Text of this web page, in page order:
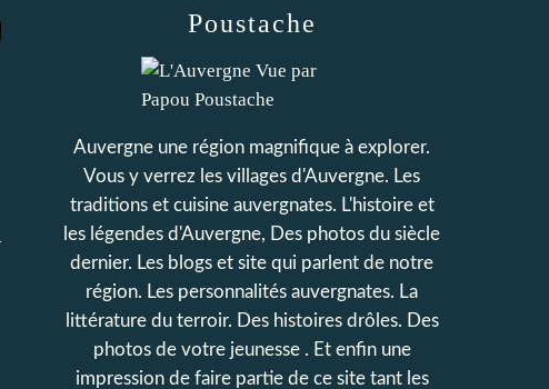
Poustache
Auvergne une région magnifique à explorer.
Vous y verrez les villages d'Auvergne. Les
traditions et cuisine auvergnates. L'histoire et
les légendes d'Auvergne, Des photos du siècle
dernier. Les blogs et site qui parlent de notre
région. Les personnalités auvergnates. La
littérature du terroir. Des histoires drôles. Des
photos de votre jeunesse . Et enfin une
impression de faire partie de ce site tant les